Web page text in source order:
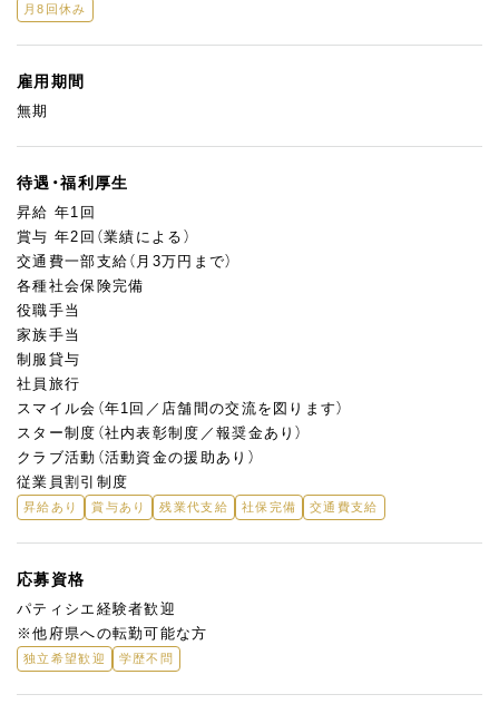
月8回休み
雇用期間
無期
待遇・福利厚生
昇給 年1回
賞与 年2回（業績による）
交通費一部支給（月3万円まで）
各種社会保険完備
役職手当
家族手当
制服貸与
社員旅行
スマイル会（年1回／店舗間の交流を図ります）
スター制度（社内表彰制度／報奨金あり）
クラブ活動（活動資金の援助あり）
従業員割引制度
昇給あり 賞与あり 残業代支給 社保完備 交通費支給
応募資格
パティシエ経験者歓迎
※他府県への転勤可能な方
独立希望歓迎 学歴不問